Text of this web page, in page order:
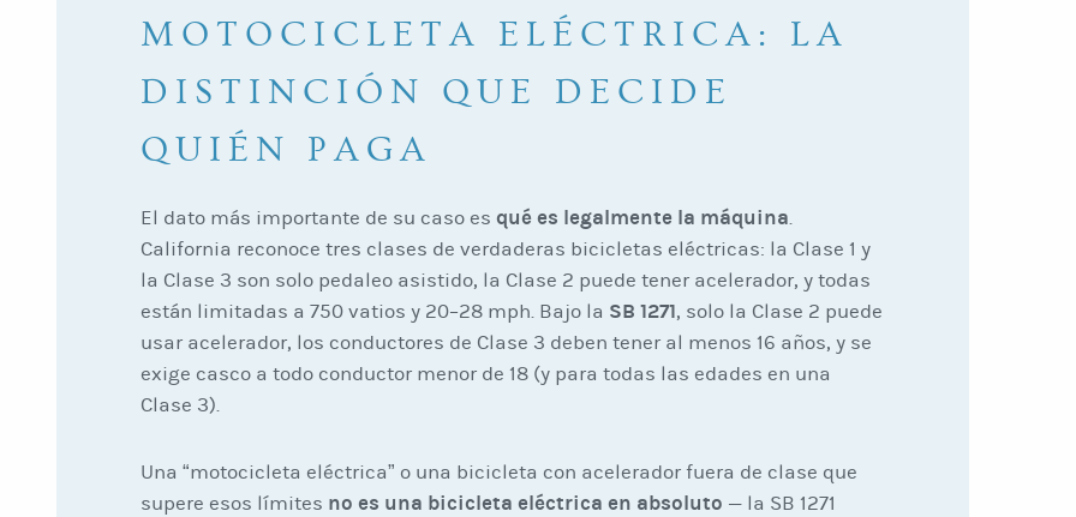
MOTOCICLETA ELÉCTRICA: LA
DISTINCIÓN QUE DECIDE
QUIÉN PAGA
El dato más importante de su caso es qué es legalmente la máquina.
California reconoce tres clases de verdaderas bicicletas eléctricas: la Clase 1 y
la Clase 3 son solo pedaleo asistido, la Clase 2 puede tener acelerador, y todas
están limitadas a 750 vatios y 20–28 mph. Bajo la SB 1271, solo la Clase 2 puede
usar acelerador, los conductores de Clase 3 deben tener al menos 16 años, y se
exige casco a todo conductor menor de 18 (y para todas las edades en una
Clase 3).
Una “motocicleta eléctrica” o una bicicleta con acelerador fuera de clase que
supere esos límites no es una bicicleta eléctrica en absoluto — la SB 1271